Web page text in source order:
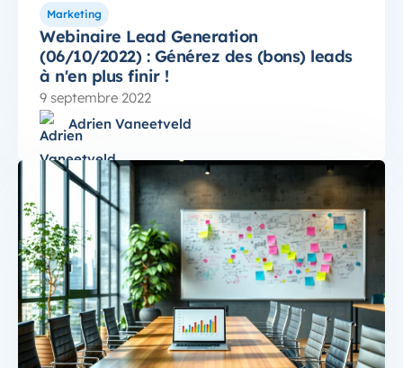
Marketing
Webinaire Lead Generation
(06/10/2022) : Générez des (bons) leads
à n'en plus finir !
9 septembre 2022
Adrien Vaneetveld